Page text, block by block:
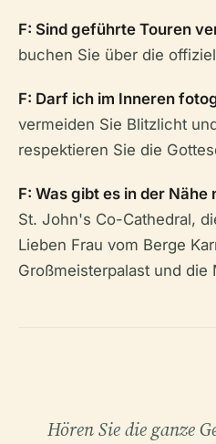
F: Sind geführte Touren
buchen Sie über die
F: Darf ich im Inneren
vermeiden Sie Blitzlicht
respektieren Sie die
F: Was gibt es in der
St. John's Co-Cathedral,
Lieben Frau vom Berge
Großmeisterpalast und die
Hören Sie die ganze